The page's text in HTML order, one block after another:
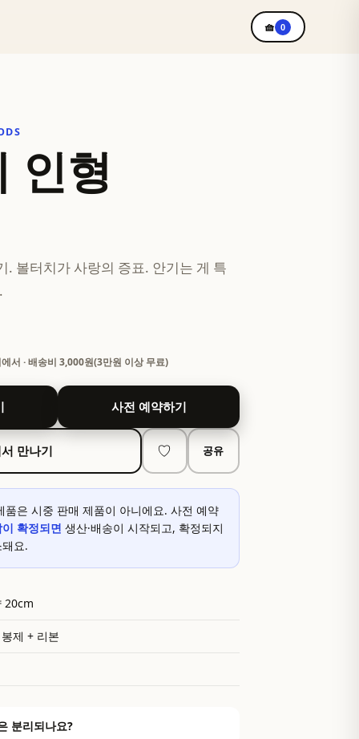
🧺 0
인형
. 볼터치가 사랑의 증표. 안기는 게 특
서 · 배송비 3,000원(3만원 이상 무료)
사전 예약하기
만나기 ♡ 공유
은 시중 판매 제품이 아니에요. 사전 예약
확정되면 생산·배송이 시작되고, 확정되지
요.
20cm
제 + 리본
분리되나요?